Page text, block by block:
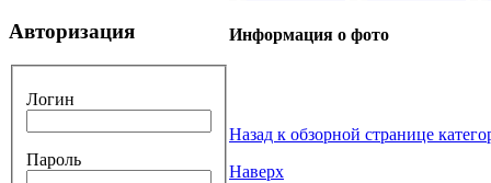
Авторизация
Логин
Пароль
Информация о фото
Назад к обзорной странице
Наверх